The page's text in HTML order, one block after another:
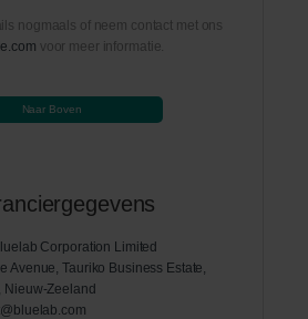
nogmaals of neem contact met ons
voor meer informatie.
Naar Boven
Corporation Limited
Avenue, Tauriko Business Estate,
Nieuw-Zeeland